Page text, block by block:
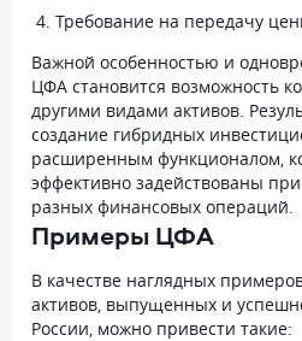
Требование на передачу
Важной особенностью и
ЦФА становится возможность
другими видами активов.
создание гибридных
расширенным функционалом,
эффективно задействованы
разных финансовых операций.
Примеры ЦФА
В качестве наглядных
активов, выпущенных и
России, можно привести такие: